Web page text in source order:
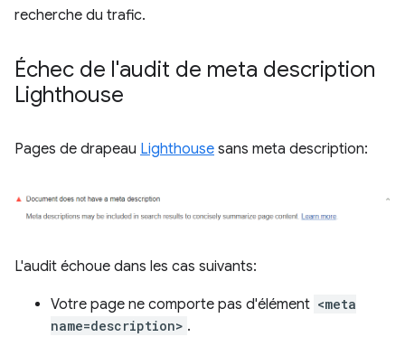
recherche du trafic.
Échec de l'audit de meta description
Lighthouse
Pages de drapeau Lighthouse sans meta description:
L'audit échoue dans les cas suivants:
Votre page ne comporte pas d'élément <meta
name=description> .